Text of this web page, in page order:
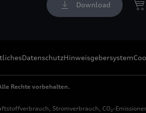
Download
DatenschutzHinweisgebersystem
Rechte vorbehalten.
Stromverbrauch, CO₂-